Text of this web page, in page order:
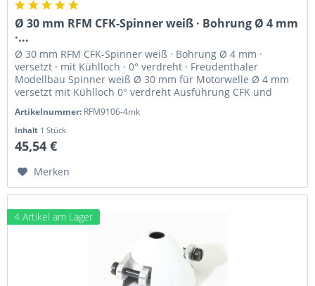
Ø 30 mm RFM CFK-Spinner weiß · Bohrung Ø 4 mm
·...
Ø 30 mm RFM CFK-Spinner weiß · Bohrung Ø 4 mm ·
versetzt · mit Kühlloch · 0° verdreht · Freudenthaler
Modellbau Spinner weiß Ø 30 mm für Motorwelle Ø 4 mm
versetzt mit Kühlloch 0° verdreht Ausführung CFK und
Artikelnummer: RFM9106-4mk
Inhalt 1 Stück
45,54 €
Merken
4 Artikel am Lager